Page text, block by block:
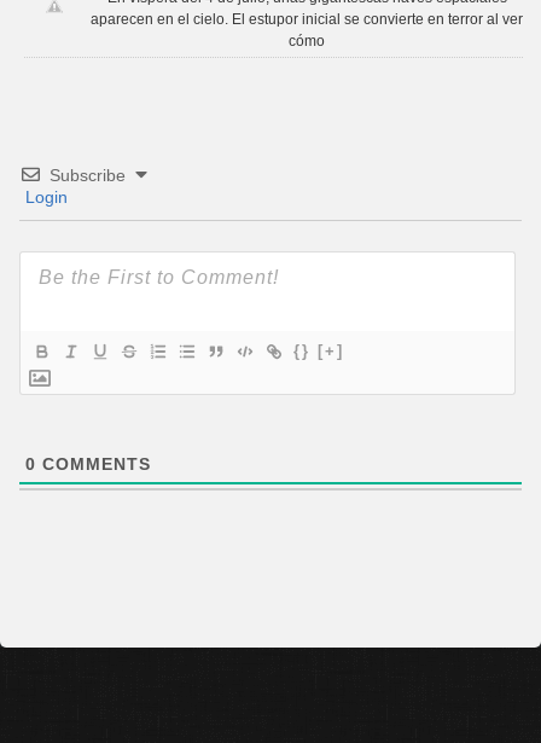
aparecen en el cielo. El estupor inicial se convierte en terror al ver
cómo
Subscribe
Login
{} [+]
0 COMMENTS